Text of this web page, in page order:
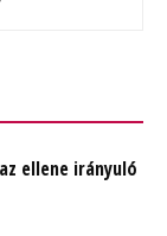
ellene irányuló